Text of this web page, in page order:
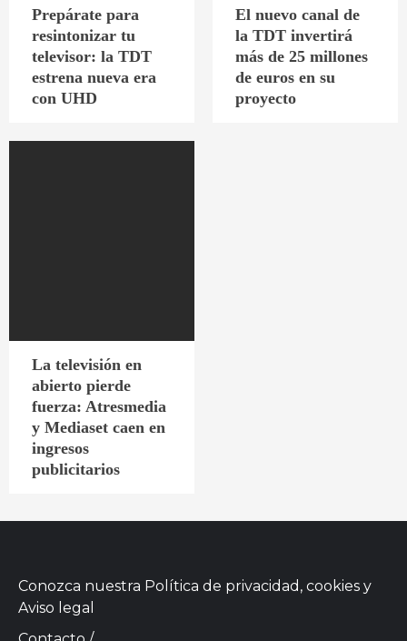
Prepárate para
resintonizar tu
televisor: la TDT
estrena nueva era
con UHD
El nuevo canal de
la TDT invertirá
más de 25 millones
de euros en su
proyecto
La televisión en
abierto pierde
fuerza: Atresmedia
y Mediaset caen en
ingresos
publicitarios
Conozca nuestra Política de privacidad, cookies y
Aviso legal